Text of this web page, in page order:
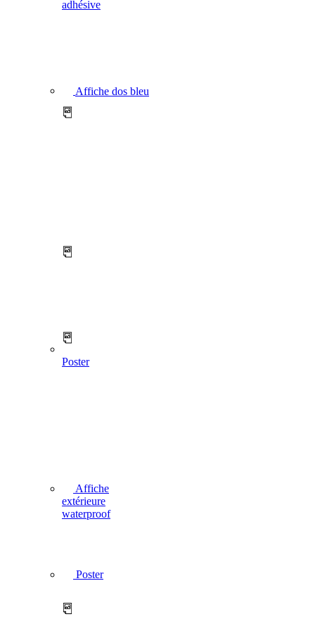
adhésive
Affiche
extérieure
waterproof
Poster
Affiche dos bleu
Poster